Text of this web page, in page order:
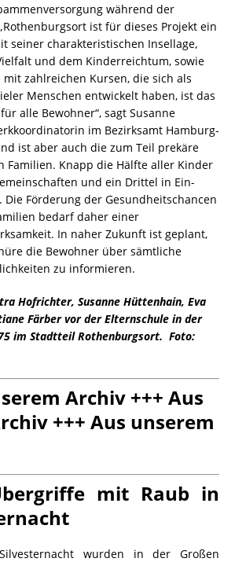
während der
ist für dieses Projekt ein
seiner charakteristischen Insellage,
und dem Kinderreichtum, sowie
mit zahlreichen Kursen, die sich als
Menschen entwickelt haben, ist das
alle Bewohner“, sagt Susanne
im Bezirksamt Hamburg-
ist aber auch die zum Teil prekäre
Familien. Knapp die Hälfte aller Kinder
und ein Drittel in Ein-
Die Förderung der Gesundheitschancen
bedarf daher einer
In naher Zukunft ist geplant,
die Bewohner über sämtliche
zu informieren.
Hofrichter, Susanne Hüttenhain, Eva
Färber vor der Elternschule in der
im Stadtteil Rothenburgsort. Foto:
Archiv +++ Aus
+++ Aus unserem
mit Raub in
wurden in der Großen